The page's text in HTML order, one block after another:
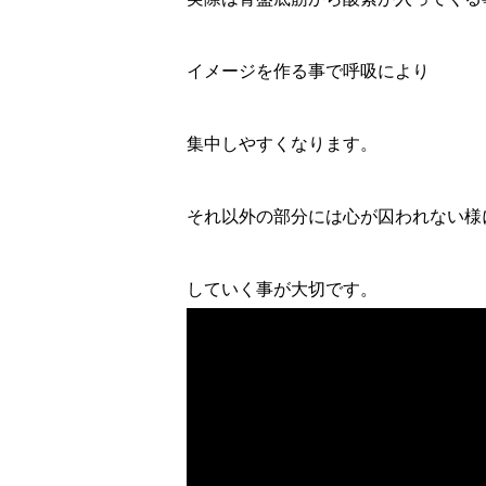
イメージを作る事で呼吸により
集中しやすくなります。
それ以外の部分には心が囚われない様
していく事が大切です。